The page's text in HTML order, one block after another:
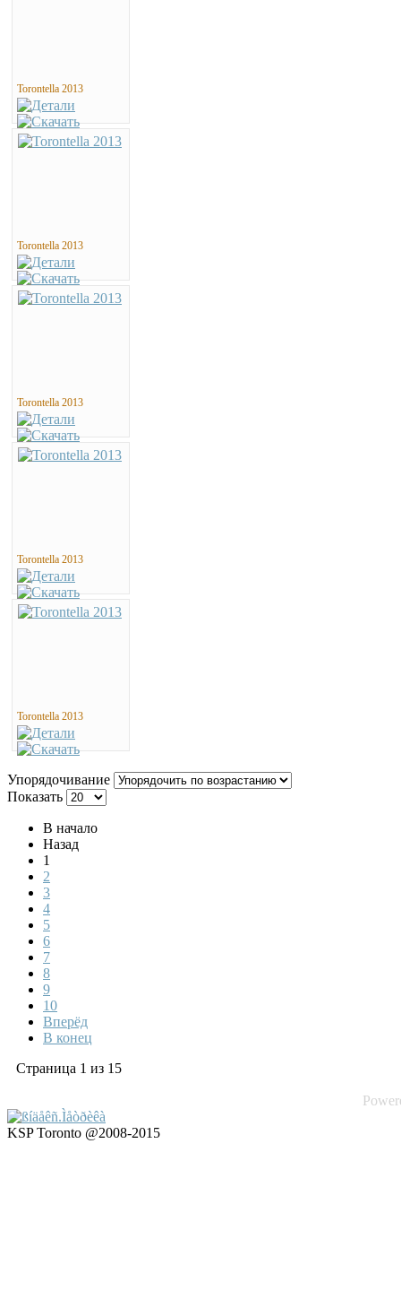
Torontella 2013
Torontella 2013
Torontella 2013
Torontella 2013
Torontella 2013
Упорядочивание
Показать
В начало
Назад
1
2
3
4
5
6
7
8
9
10
Вперёд
В конец
Страница 1 из 15
KSP Toronto @2008-2015